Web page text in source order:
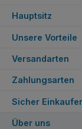
Unsere Vorteile
Versandarten
Zahlungsarten
Hauptsitz
Sicher
Über uns